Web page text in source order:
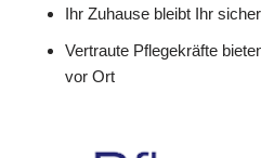
Ihr Zuhause bleibt Ihr
Vertraute Pflegekräfte
vor Ort